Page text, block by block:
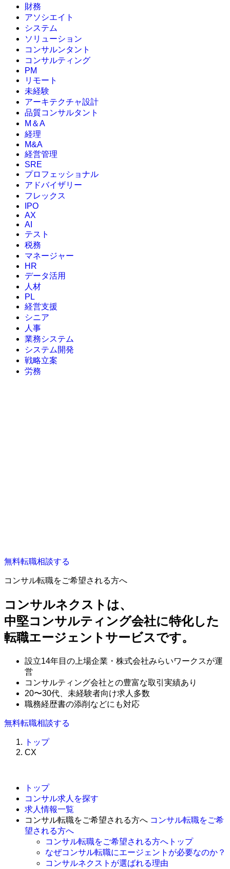
財務
アソシエイト
システム
ソリューション
コンサルンタント
コンサルティング
PM
リモート
未経験
アーキテクチャ設計
品質コンサルタント
M＆A
経理
M&A
経営管理
SRE
プロフェッショナル
アドバイザリー
フレックス
IPO
AX
AI
テスト
税務
マネージャー
HR
データ活用
人材
PL
経営支援
シニア
人事
業務システム
システム開発
戦略立案
労務
無料転職相談する
コンサル転職をご希望される方へ
コンサルネクストは、
中堅コンサルティング会社に特化した
転職エージェントサービスです。
設立14年目の上場企業・株式会社みらいワークスが運
営
コンサルティング会社との豊富な取引実績あり
20〜30代、未経験者向け求人多数
職務経歴書の添削などにも対応
無料転職相談する
トップ
CX
トップ
コンサル求人を探す
求人情報一覧
コンサル転職をご希望される方へ コンサル転職をご希
望される方へ
コンサル転職をご希望される方へトップ
なぜコンサル転職にエージェントが必要なのか？
コンサルネクストが選ばれる理由